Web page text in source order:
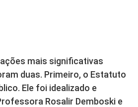
mais significativas
duas. Primeiro, o Estatuto
Ele foi idealizado e
Rosalir Demboski e